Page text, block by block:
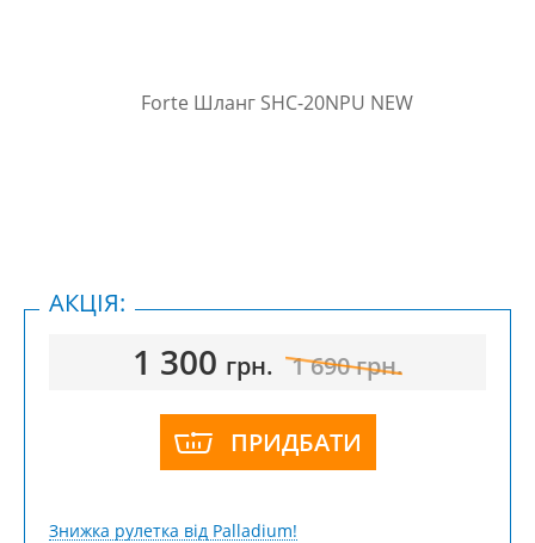
1 300 грн. 1 690грн.
ПРИДБАТИ
АКЦІЯ:
Знижка рулетка від Palladium!